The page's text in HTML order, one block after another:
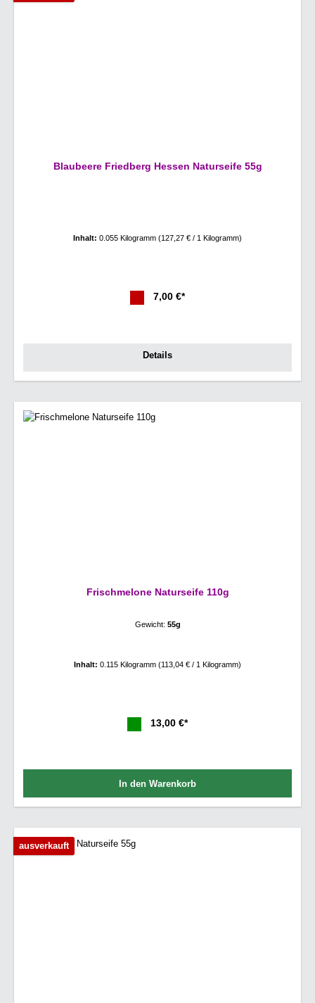
Blaubeere Friedberg Hessen Naturseife 55g
Inhalt: 0.055 Kilogramm (127,27 € / 1 Kilogramm)
7,00 €*
Details
Frischmelone Naturseife 110g
Gewicht: 55g
Inhalt: 0.115 Kilogramm (113,04 € / 1 Kilogramm)
13,00 €*
In den Warenkorb
ausverkauft